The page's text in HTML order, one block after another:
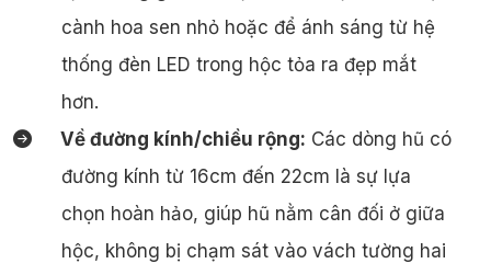
cành hoa sen nhỏ hoặc để ánh sáng từ hệ
thống đèn LED trong hộc tỏa ra đẹp mắt
hơn.
Về đường kính/chiều rộng: Các dòng hũ có
đường kính từ 16cm đến 22cm là sự lựa
chọn hoàn hảo, giúp hũ nằm cân đối ở giữa
hộc, không bị chạm sát vào vách tường hai